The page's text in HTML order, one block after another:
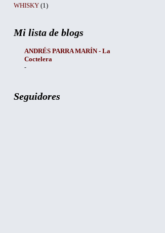
WHISKY (1)
Mi lista de blogs
ANDRÉS PARRA MARÍN - La
Coctelera
-
Seguidores